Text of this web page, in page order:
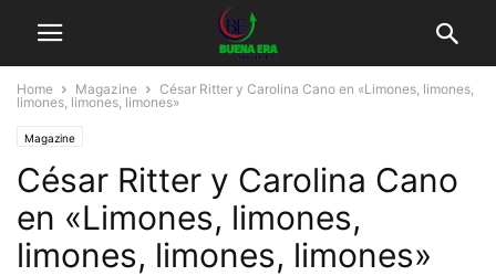
Home Magazine
César Ritter y Carolina Cano en «Limones, limones,
limones, limones, limones»
Magazine
César Ritter y Carolina Cano
en «Limones, limones,
limones, limones, limones»